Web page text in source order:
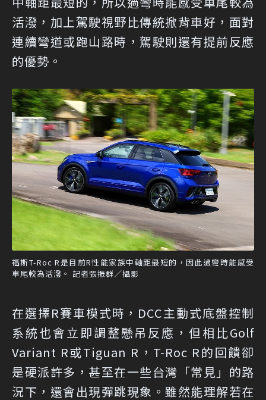
活潑，加上駕駛視野比傳統掀背車好，面對
連續彎道或跑山路時，駕駛則還有提前反應
的優勢。
福斯T-Roc R是目前R性能家族中軸距最短的，因此過彎時能感受
車尾較為活潑。 記者張振群／攝影
在選擇R賽車模式時，DCC主動式底盤控制
系統也會立即調整懸吊反應，但相比Golf
Variant R或Tiguan R，T-Roc R的回饋卻
是硬派許多，甚至在一些台灣「常見」的路
況下，還會出現彈跳現象。雖然能理解若在